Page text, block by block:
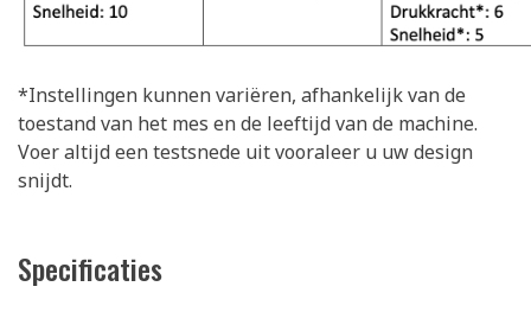
*Instellingen kunnen variëren, afhankelijk van de
toestand van het mes en de leeftijd van de machine.
Voer altijd een testsnede uit vooraleer u uw design
snijdt.
Specificaties